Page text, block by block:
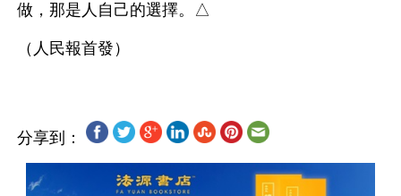
做，那是人自己的選擇。△
分享到：